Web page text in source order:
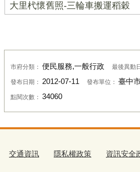
大里杙懷舊照-三輪車搬運稻穀
市府分類： 便民服務,一般行政 最後異動
發布日期： 2012-07-11 發布單位： 臺中
點閱次數： 34060
交通資訊 隱私權政策 資訊安全